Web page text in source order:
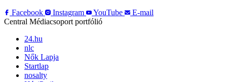
Facebook
Instagram YouTube
E-mail
Central Médiacsoport portfólió
24.hu
nlc
Nők Lapja
Startlap
nosalty